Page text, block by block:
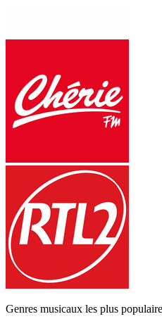
Genres musicaux les plus